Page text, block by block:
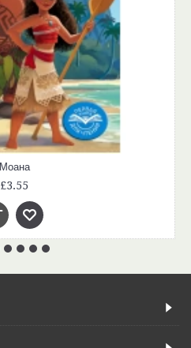
Моана
£3.55